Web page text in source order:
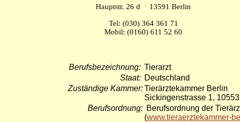
Hauptstr. 26 d . 13591 Berlin
Tel: (030) 364 361 71
Mobil: (0160) 611 52 60
Berufsbezeichnung: Tierarzt
Staat: Deutschland
Zuständige Kammer:Tierärztekammer Berlin
Sickingenstrasse 1,
Berufsordnung: Berufsordnung der
(www.tieraerztekammer-